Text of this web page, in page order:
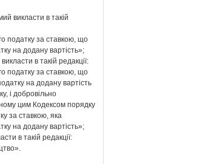
викласти в такій
податку за ставкою, що
на додану вартість»;
в такій редакції:
податку за ставкою, що
на додану вартість
і добровільно
цим Кодексом порядку
за ставкою, яка
на додану вартість»;
в такій редакції: